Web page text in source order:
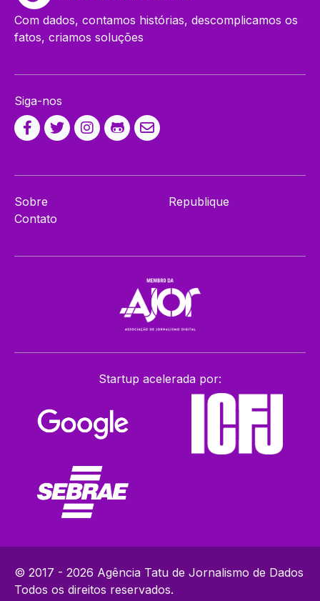
Com dados, contamos histórias, descomplicamos os
fatos, criamos soluções
Siga-nos
Sobre
Contato
Republique
Startup acelerada por:
© 2017 - 2026 Agência Tatu de Jornalismo de Dados
Todos os direitos reservados.